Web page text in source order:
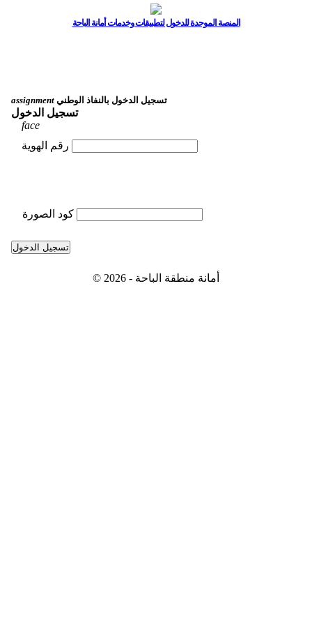
المنصة الموحدة للدخول لتطبيقات وخدمات أمانة الباحة
assignment تسجيل الدخول بالنفاذ الوطني
تسجيل الدخول
face
رقم الهوية
كود الصورة
تسجيل الدخول
© 2026 - أمانة منطقة الباحة